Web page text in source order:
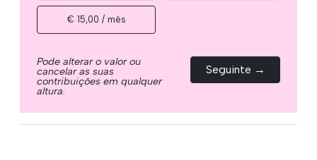
€ 15,00 / mês
Pode alterar o valor ou
cancelar as suas
contribuições em qualquer
altura.
Seguinte →